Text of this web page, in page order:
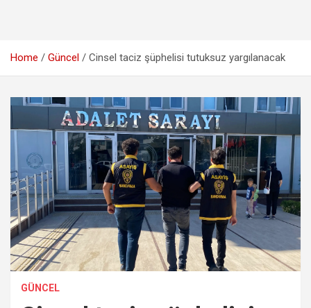
Home Güncel Cinsel taciz şüphelisi tutuksuz yargılanacak
GÜNCEL